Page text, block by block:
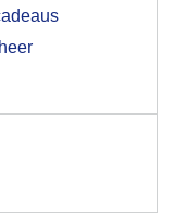
hebt gegeven,
waarin